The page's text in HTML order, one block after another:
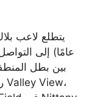
عامًا) إلى